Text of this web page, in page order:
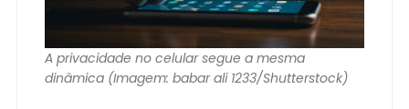
A privacidade no celular segue a mesma
dinâmica (Imagem: babar ali 1233/Shutterstock)